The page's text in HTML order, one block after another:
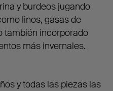
y burdeos jugando
linos, gasas de
también incorporado
más invernales.
y todas las piezas las